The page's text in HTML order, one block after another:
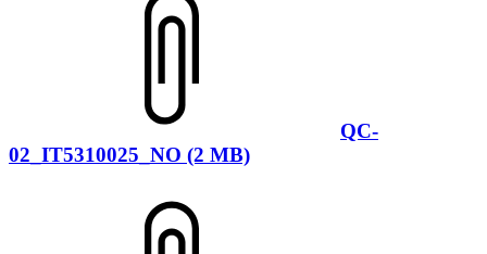
QC-
02_IT5310025_NO (2 MB)